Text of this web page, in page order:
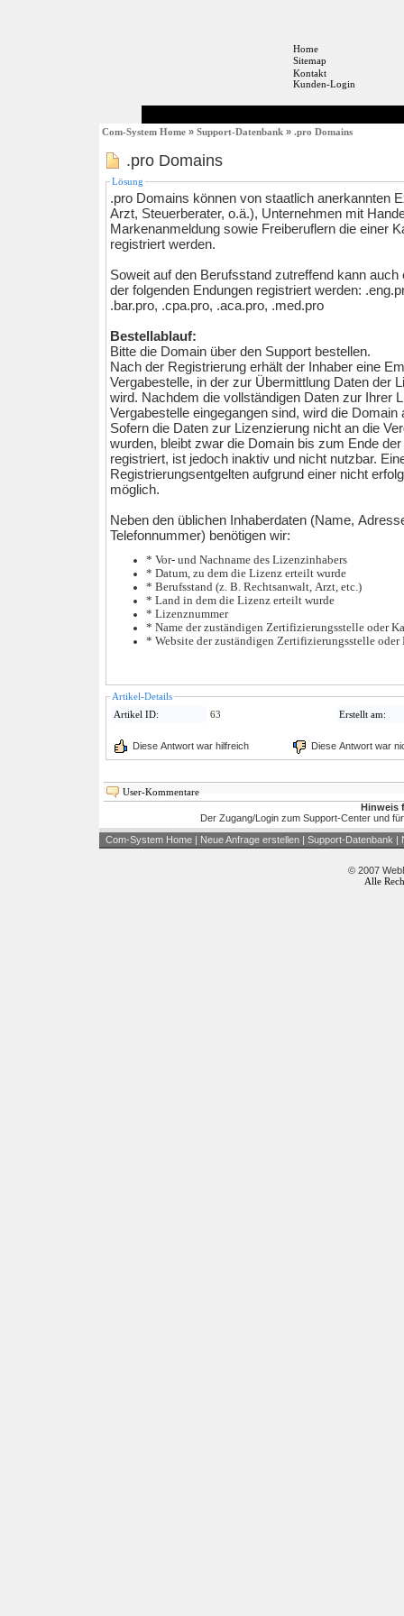
Home
Sitemap
Kontakt
Kunden-Login
Com-System Home » Support-Datenbank » .pro Domains
.pro Domains
Lösung
.pro Domains können von staatlich anerkannten
Arzt, Steuerberater, o.ä.), Unternehmen mit
Markenanmeldung sowie Freiberuflern die einer
registriert werden.
Soweit auf den Berufsstand zutreffend kann auch
der folgenden Endungen registriert werden:
.bar.pro, .cpa.pro, .aca.pro, .med.pro
Bestellablauf:
Bitte die Domain über den Support bestellen.
Nach der Registrierung erhält der Inhaber eine
Vergabestelle, in der zur Übermittlung Daten der
wird. Nachdem die vollständigen Daten zur Ihrer
Vergabestelle eingegangen sind, wird die Domain
Sofern die Daten zur Lizenzierung nicht an die
wurden, bleibt zwar die Domain bis zum Ende
registriert, ist jedoch inaktiv und nicht nutzbar.
Registrierungsentgelten aufgrund einer nicht
möglich.
Neben den üblichen Inhaberdaten (Name,
Telefonnummer) benötigen wir:
* Vor- und Nachname des Lizenzinhabers
* Datum, zu dem die Lizenz erteilt wurde
* Berufsstand (z. B. Rechtsanwalt, Arzt, etc.)
* Land in dem die Lizenz erteilt wurde
* Lizenznummer
* Name der zuständigen Zertifizierungsstelle oder
* Website der zuständigen Zertifizierungsstelle oder
Artikel-Details
Artikel ID:
63 Erstellt am:
Diese Antwort war hilfreich Diese Antwort war
User-Kommentare
Hinweis
Der Zugang/Login zum Support-Center und
Com-System Home | Neue Anfrage erstellen | Support-Datenbank |
© 2007
Alle